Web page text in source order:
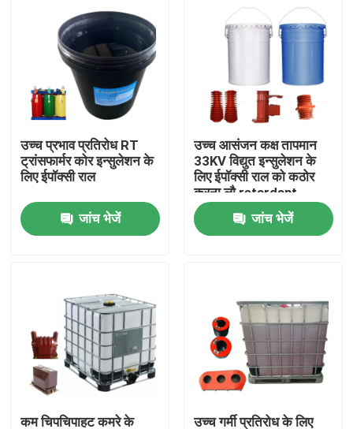
हमारे बारे में
फैक्टरी यात्रा
गुणवत्ता नियंत्रण
हमसे संपर्क करें
सभी मामलों
एक बोली का अनुरोध
कमरे का तापमान इलाज एपॉक्सी राल
उच्च प्रभाव प्रतिरोध RT
ट्रांसफार्मर कोर इन्सुलेशन के
लिए ईपॉक्सी राल
जांच भेजें
उच्च आसंजन कक्ष तापमान
33KV विद्युत इन्सुलेशन के
लिए ईपॉक्सी राल को कठोर
करना लौ retardant
जांच भेजें
कम चिपचिपाहट कमरे के उच्च गर्मी प्रतिरोध के लिए